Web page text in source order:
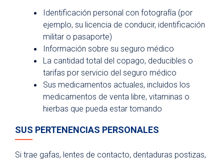
Durante su estancia
Salida del hospital
Preparación para una cirugía ambulatoria
Planificación anticipada de la atención
médica
Asistencia financiera y cobertura médica
Safety
Investigación y ensayos clínicos
Identificación personal con fotografía (por
ejemplo, su licencia de conducir, identificación
militar o pasaporte)
Información sobre su seguro médico
La cantidad total del copago, deducibles o
tarifas por servicio del seguro médico
Sus medicamentos actuales, incluidos los
medicamentos de venta libre, vitaminas o
hierbas que pueda estar tomando
SUS PERTENENCIAS PERSONALES
Si trae gafas, lentes de contacto, dentaduras postizas,